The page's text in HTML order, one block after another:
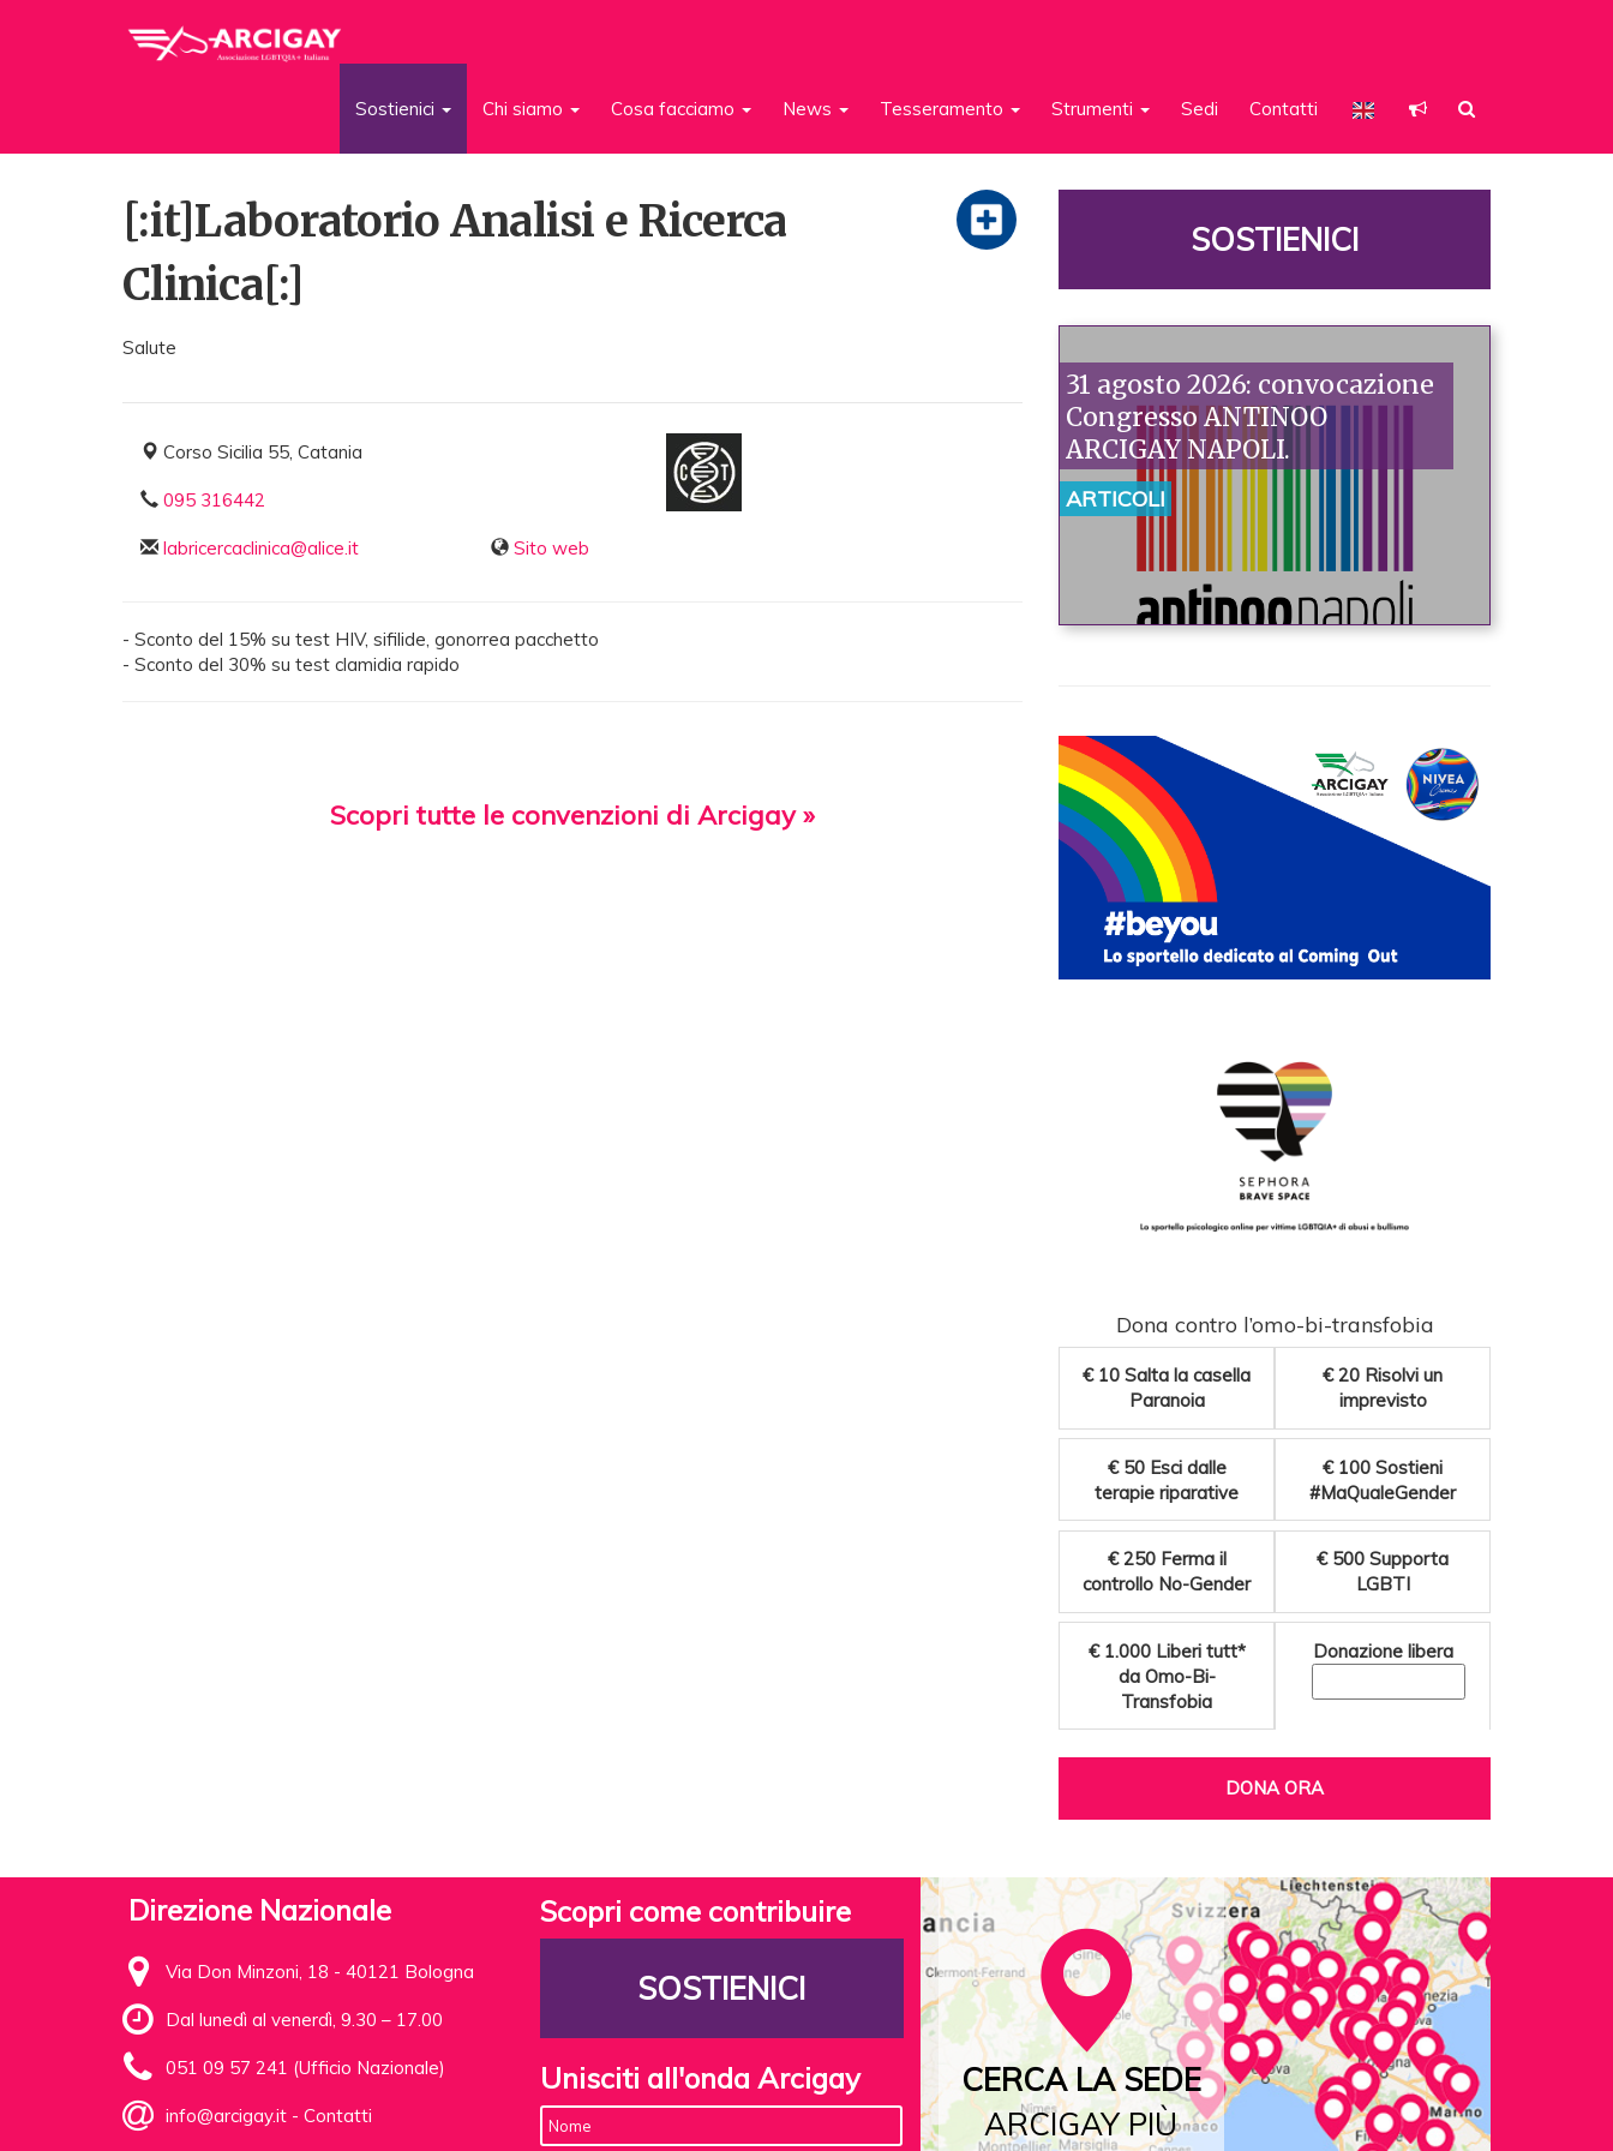
Sostienici Chi siamo Cosa facciamo News Tesseramento Strumenti Sedi Contatti
[:it]Laboratorio Analisi e Ricerca
Clinica[:]
Salute
Corso Sicilia 55, Catania
095 316442
labricercaclinica@alice.it Sito web
- Sconto del 15% su test HIV, sifilide, gonorrea pacchetto
- Sconto del 30% su test clamidia rapido
Scopri tutte le convenzioni di Arcigay »
SOSTIENICI
31 agosto 2026: convocazione
Congresso ANTINOO
ARCIGAY NAPOLI.
ARTICOLI
Dona contro l’omo-bi-transfobia
€ 10 Salta la casella
Paranoia
€ 20 Risolvi un
imprevisto
€ 50 Esci dalle
terapie riparative
€ 100 Sostieni
#MaQualeGender
€ 250 Ferma il
controllo No-Gender
€ 500 Supporta
LGBTI
€ 1.000 Liberi tutt*
da Omo-Bi-
Transfobia
Donazione libera
DONA ORA
Direzione Nazionale
Via Don Minzoni, 18 - 40121 Bologna
Dal lunedì al venerdì, 9.30 – 17.00
051 09 57 241 (Ufficio Nazionale)
info@arcigay.it - Contatti
Scopri come contribuire
SOSTIENICI
Unisciti all'onda Arcigay
CERCA LA SEDE
ARCIGAY PIÙ